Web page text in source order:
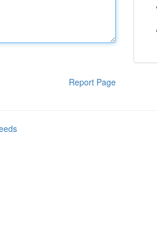
Report Page